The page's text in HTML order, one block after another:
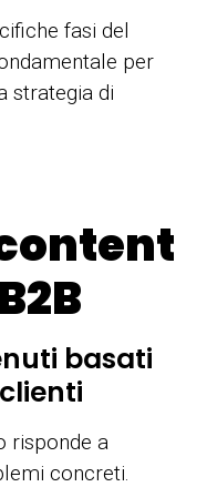
fasi del
per
strategia di
basati
risponde a
concreti.